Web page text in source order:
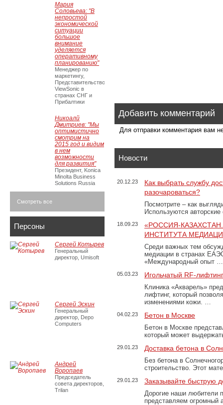
Добавить комментарий
Для отправки комментария вам
Новости
20.12.23
Как выбрать службу
разочароваться?
Посмотрите – как
Используются
18.09.23
«РОССИЯ-
ИНСТИТУТА
Среди важных тем
медиации в странах
«Международный опыт …
05.03.23 Игольчатый RF-
Клиника «Акварель»
лифтинг, который
изменениями кожи. …
04.02.23 Бетон в Москве
Бетон в Москве
который может
29.01.23 Доставка бетона в
Без бетона в
строительство. Этот
29.01.23 Заказывайте быструю
Дорогие наши любители
представляем огромный
Мария
Соловьева: "В
непростой
экономической
ситуации
большое
внимание
уделяется
оперативному
планированию"
Менеджер по
маркетингу,
Представительство
ViewSonic в
странах СНГ и
Прибалтики
Никоалй
Дмитриев: "Мы
оптимистично
смотрим на
2015 год и видим
в нем
возможности
для развития"
Президент, Konica
Minolta Business
Solutions Russia
Смотреть все
Персоны
Сергей Котырев
Генеральный
директор, Umisoft
Сергей Эскин
Генеральный
директор, Depo
Computers
Андрей
Воропаев
Председатель
совета директоров,
Trilan